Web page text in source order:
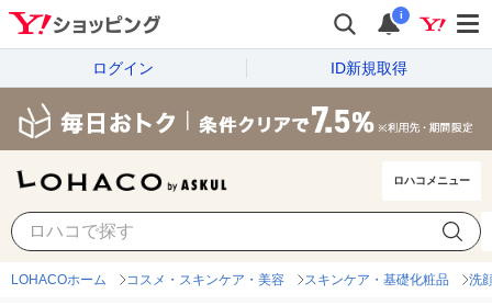
i
ログイン ID新規取得
ロハコメニュー
LOHACOホーム コスメ・スキンケア・美容 スキンケア・基礎化粧品 洗